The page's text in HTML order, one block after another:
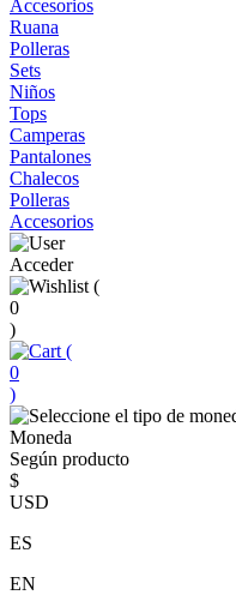
Accesorios
Ruana
Polleras
Sets
Niños
Tops
Camperas
Pantalones
Chalecos
Polleras
Accesorios
Acceder
(
0
)
(
0
)
Moneda
Según producto
$
USD
ES
EN